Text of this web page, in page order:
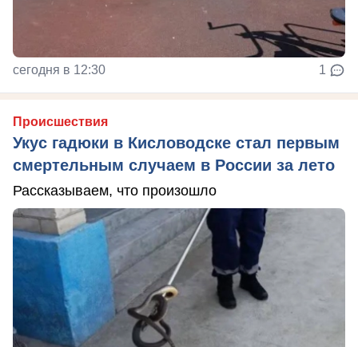
сегодня в 12:30 1
Происшествия
Укус гадюки в Кисловодске стал первым
смертельным случаем в России за лето
Рассказываем, что произошло